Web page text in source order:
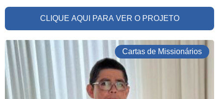
CLIQUE AQUI PARA VER O PROJETO
Cartas de Missionários